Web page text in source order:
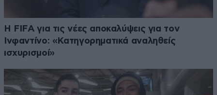
Η FIFA για τις νέες αποκαλύψεις για τον
Ινφαντίνο: «Κατηγορηματικά αναληθείς
ισχυρισμοί»